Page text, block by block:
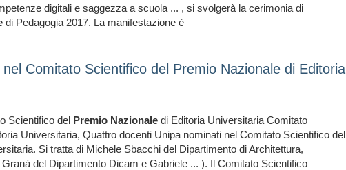
digitali e saggezza a scuola ... , si svolgerà la cerimonia di
di Pedagogia 2017. La manifestazione è
Comitato Scientifico del Premio Nazionale di Editoria
Scientifico del Premio Nazionale di Editoria Universitaria Comitato
Universitaria, Quattro docenti Unipa nominati nel Comitato Scientifico del
Si tratta di Michele Sbacchi del Dipartimento di Architettura,
del Dipartimento Dicam e Gabriele ... ). Il Comitato Scientifico